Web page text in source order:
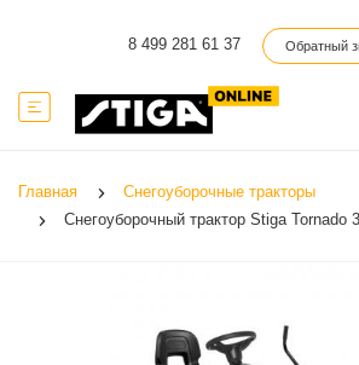
8 499 281 61 37 Обратный
Главная
Снегоуборочные тракторы
Снегоуборочный трактор Stiga Tornado